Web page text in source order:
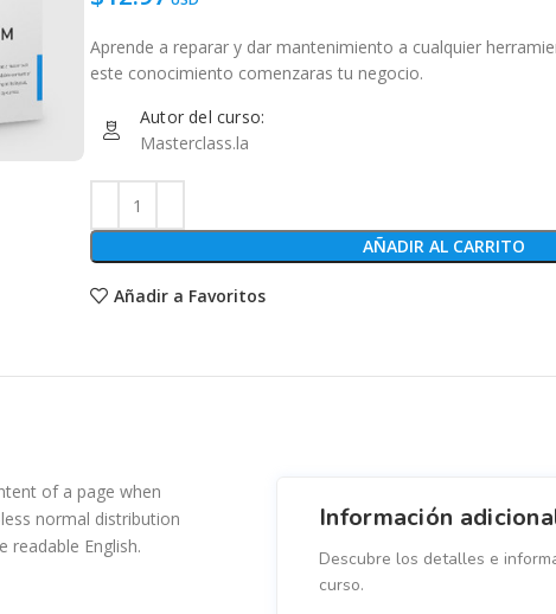
Aprende a reparar y dar mantenimiento a cualquier
este conocimiento comenzaras tu negocio.
Autor del curso:
Masterclass.la
AÑADIR AL CARRITO
Añadir a Favoritos
of a page when
normal distribution
readable English.
Información
Descubre los detalles e
curso.